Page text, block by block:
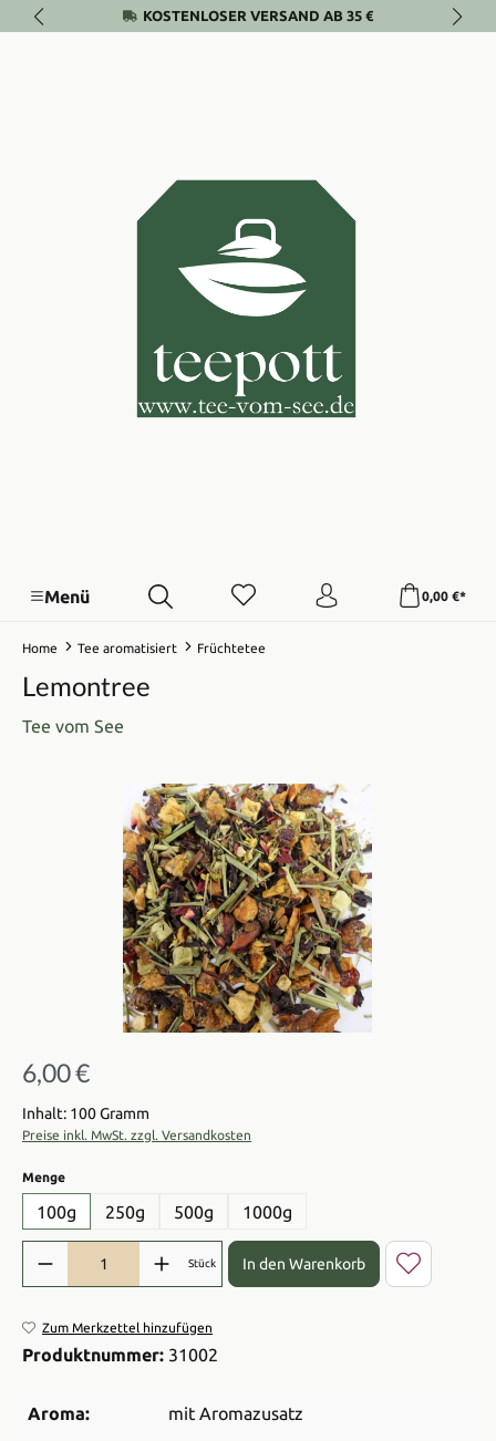
Zum Hauptinhalt springenKOSTENLOSER VERSAND AB 35 €
Menü 0,00 €*
Home Tee aromatisiert Früchtetee
Lemontree
Tee vom See
Bildergalerie überspringen
Regulärer Preis:
6,00 €
Inhalt: 100 Gramm
Preise inkl. MwSt. zzgl. Versandkosten
Mengeauswählen
100g 250g 500g 1000g
Produkt Anzahl: Gib den gewünschten Wert ein oder benutze die
Stück In den Warenkorb
Zum Merkzettel hinzufügen
Produktnummer: 31002
Aroma:
mit Aromazusatz